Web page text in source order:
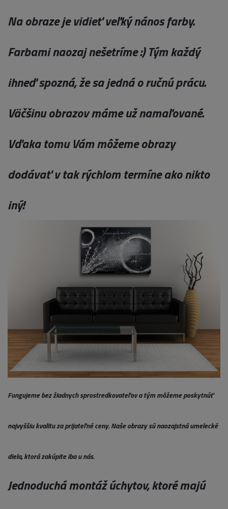
Na obraze je vidieť veľký nános farby.
Farbami naozaj nešetríme :) Tým každý
ihneď spozná, že sa jedná o ručnú prácu.
Väčšinu obrazov máme už namaľované.
Vďaka tomu Vám môžeme obrazy
dodávať v tak rýchlom termíne ako nikto
iný!
Fungujeme bez žiadnych sprostredkovateľov a tým môžeme poskytnúť
najvyššiu kvalitu za prijateľné ceny. Naše obrazy sú naozajstná umelecké
diela, ktorá zakúpite iba u nás.
Jednoduchá montáž úchytov, ktoré majú